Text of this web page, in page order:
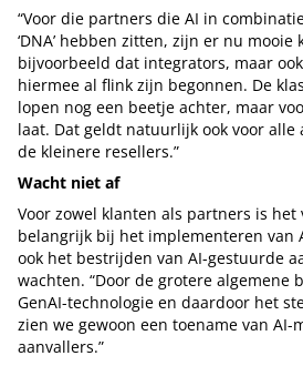
“Voor die partners die AI in
‘DNA’ hebben zitten, zijn er nu mooie
bijvoorbeeld dat integrators, maar ook
hiermee al flink zijn begonnen. De
lopen nog een beetje achter, maar
laat. Dat geldt natuurlijk ook voor alle
de kleinere resellers.”
Wacht niet af
Voor zowel klanten als partners is het
belangrijk bij het implementeren van
ook het bestrijden van AI-gestuurde
wachten. “Door de grotere algemene
GenAI-technologie en daardoor het
zien we gewoon een toename van AI-
aanvallers.”